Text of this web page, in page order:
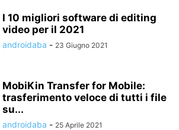
I 10 migliori software di editing
video per il 2021
androidaba - 23 Giugno 2021
MobiKin Transfer for Mobile:
trasferimento veloce di tutti i file
su...
androidaba - 25 Aprile 2021